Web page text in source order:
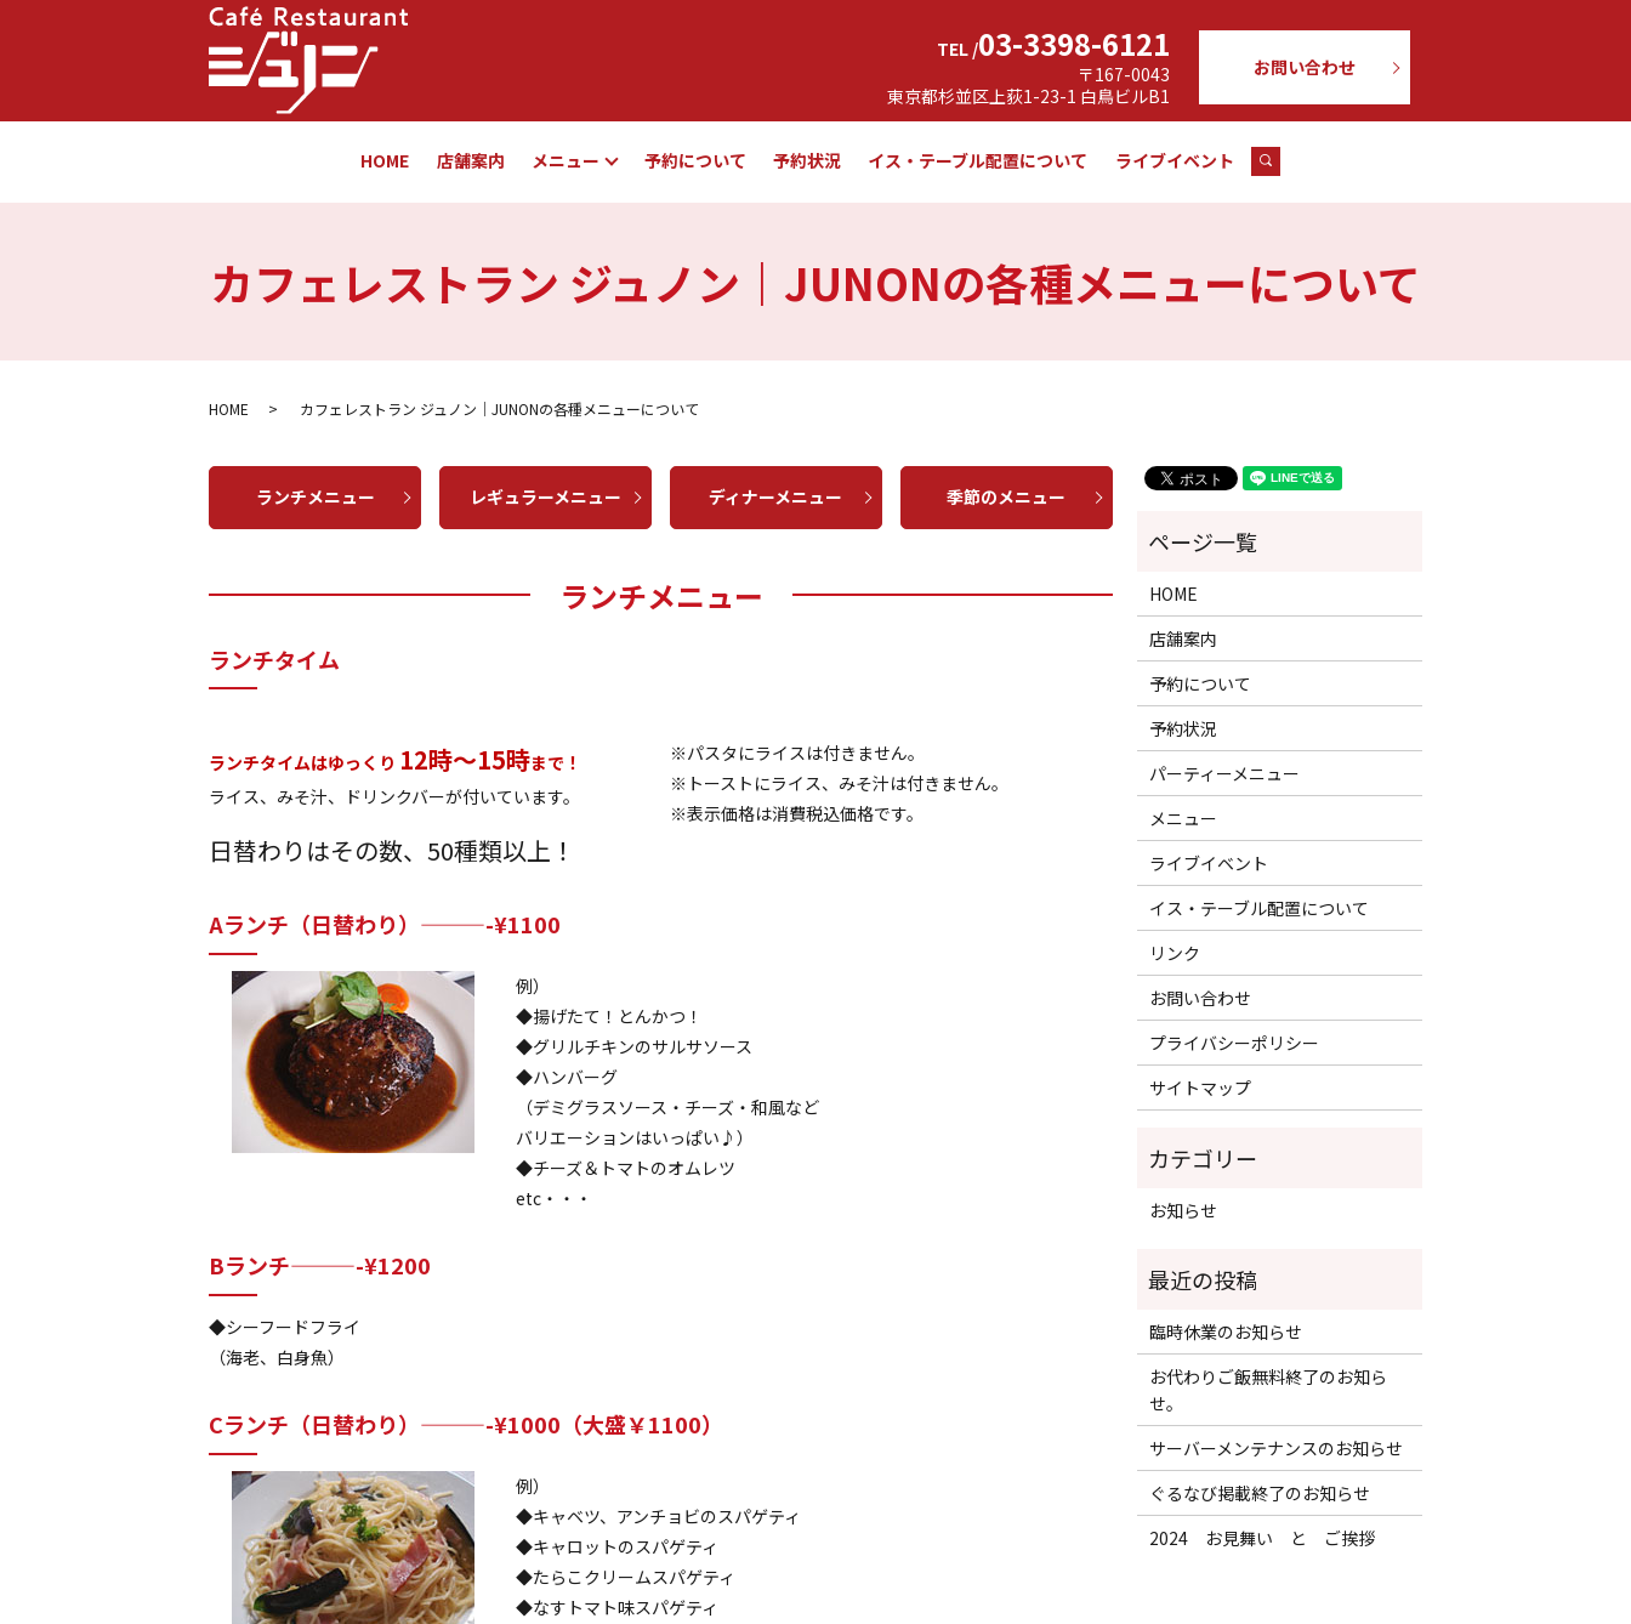
HOME 店舗案内 メニュー 予約について 予約状況 イス・テーブル配置について ライブイベント search
TEL /03-3398-6121
〒167-0043
東京都杉並区上荻1-23-1 白鳥ビルB1
お問い合わせ
カフェレストラン ジュノン｜JUNONの各種メニューについて
HOME カフェレストラン ジュノン｜JUNONの各種メニューについて
ランチメニュー レギュラーメニュー ディナーメニュー 季節のメニュー
ランチメニュー
ランチタイム
ランチタイムはゆっくり 12時～15時まで！
ライス、みそ汁、ドリンクバーが付いています。
日替わりはその数、50種類以上！
※パスタにライスは付きません。
※トーストにライス、みそ汁は付きません。
※表示価格は消費税込価格です。
Aランチ（日替わり）———-¥1100
例）
◆揚げたて！とんかつ！
◆グリルチキンのサルサソース
◆ハンバーグ
（デミグラスソース・チーズ・和風など
バリエーションはいっぱい♪）
◆チーズ＆トマトのオムレツ
etc・・・
Bランチ———-¥1200
◆シーフードフライ
（海老、白身魚）
Cランチ（日替わり）———-¥1000（大盛￥1100）
例）
◆キャベツ、アンチョビのスパゲティ
◆キャロットのスパゲティ
◆たらこクリームスパゲティ
◆なすトマト味スパゲティ
HOME
店舗案内
予約について
予約状況
パーティーメニュー
メニュー
ライブイベント
イス・テーブル配置について
リンク
お問い合わせ
プライバシーポリシー
サイトマップ
お知らせ
臨時休業のお知らせ
お代わりご飯無料終了のお知ら
せ。
サーバーメンテナンスのお知らせ
ぐるなび掲載終了のお知らせ
2024 お見舞い と ご挨拶